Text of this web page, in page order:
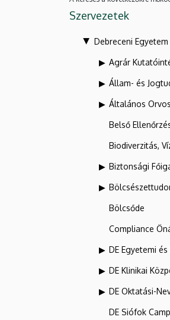
Szervezetek
Debreceni Egyetem
Agrár
Állam- és
Általános
Belső
Biodiverzitás,
Biztonsági
Bölcsőde
Compliance
DE Egyetemi és
DE Klinikai
DE Oktatási-
DE Siófok